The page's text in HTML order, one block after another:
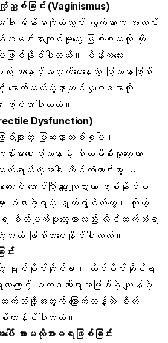
ညှစ်ခြင်း (Vaginismus)
ါ မိန်းမကိုယ်တွင်း ကြွက်သားက အတင်း
အမင်းနာကျင်မှုတွေ ဖြစ်စေသလို ထိုး
ြစ်နိုင်ပါတယ်။ မိန်းကလေး
း အနှောင့်အယှက်ပေးနေတဲ့ ပြဿနာဖြစ်
င့် နောက်ဆက်တွဲနာကျင်မှုဝေဒနာကို
ဖြစ်လာပါတယ်။
Dysfunction)
ြစ်များတဲ့ ပြဿနာတစ်ခုပါ။
းမာရေးပြဿနာနဲ့ စိတ်ဖိစီးမှုတွေဟာ
ရောက်တဲ့အခါ လိင်တံကောင်းစွာ
မ
ထောင်ပြီး ပျော့ကျသွားတာ ဖြစ်နိုင်ပါ
ာ ခံစားခဲ့ရတဲ့ ရှက်ရွံ့စိတ်တွေ၊ ကိုယ့်
ရ စိတ်ပျက်မှုတွေဟာလည်း လိင်ဆက်ဆံရ
တဲ့အထိ ဖြစ်လာစေနိုင်ပါတယ်။
း
တဲ့ ရုပ်ပိုင်းဆိုင်ရာ၊ လိင်ပိုင်းဆိုင်ရာ
ရတာကြောင့် စိတ်ဒဏ်ရာအဖြစ်နဲ့ ကျန်ခဲ့
လိင်ဆက်ဆံဖို့အတွက် ကြောက်လန့်တဲ့ စိတ်၊
လာနိုင်ပါတယ်။
အားမလိုအားမရဖြစ်ခြင်း